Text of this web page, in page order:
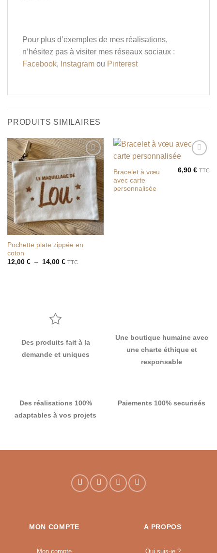
Pour plus d’exemples de mes réalisations,
n’hésitez pas à visiter mes réseaux sociaux :
Facebook, Instagram ou Pinterest
PRODUITS SIMILAIRES
Ajouter
à la liste
de
souhaits
Pochette plate zippée en
coton
12,00 € – 14,00 €Plage
TTC
à la liste
Bracelet à vœu
avec carte
personnalisée
6,90€ TTC
Des produits fait à la
demande et uniques
Une boutique humaine avec
une charte éthique et
responsable
Des réalisations 100%
adaptables à vos projets
Paiements 100% securisés
MON COMPTE
Mon compte
A PROPOS
Qui suis-je ?